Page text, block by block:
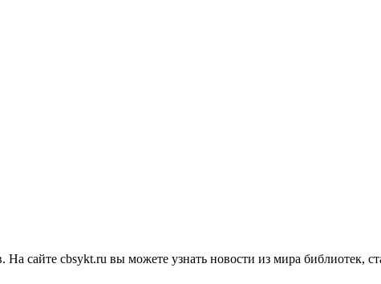
сайте cbsykt.ru вы можете узнать новости из мира библиотек,